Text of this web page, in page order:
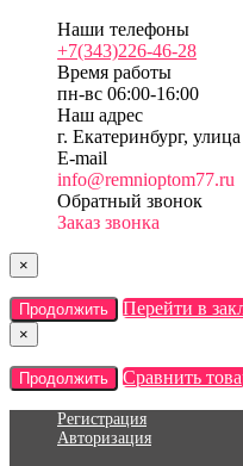
Наши телефоны
+7(343)226-46-28
Время работы
пн-вс 06:00-16:00
Наш адрес
г. Екатеринбург,
E-mail
info@remnioptom77.ru
Обратный звонок
Заказ звонка
×
Продолжить Перейти в
×
Продолжить Сравнить
Регистрация
Авторизация